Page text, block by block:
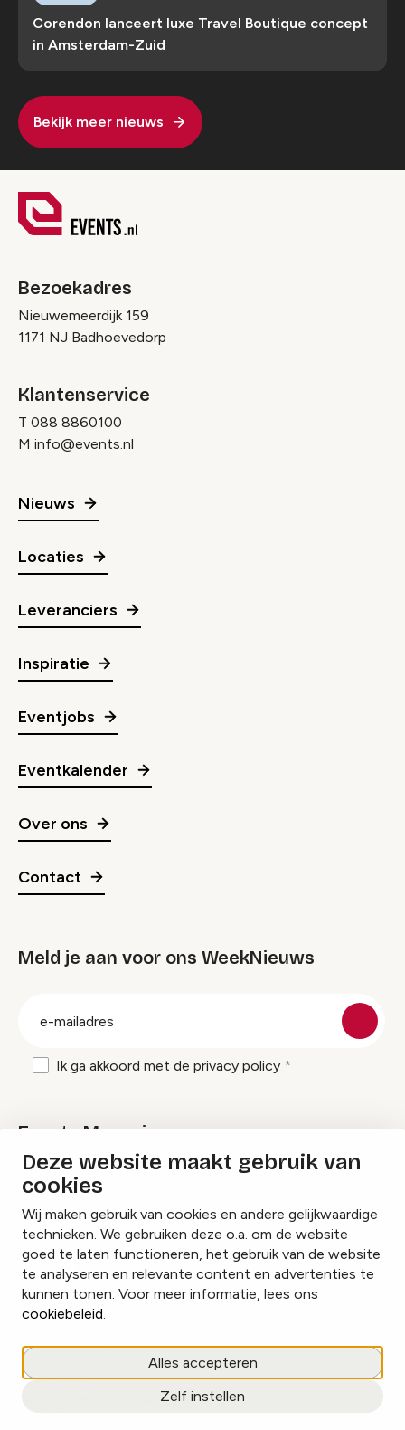
Deze website maakt gebruik van
cookies
Wij maken gebruik van cookies en andere gelijkwaardige
technieken. We gebruiken deze o.a. om de website
goed te laten functioneren, het gebruik van de website
te analyseren en relevante content en advertenties te
kunnen tonen. Voor meer informatie, lees ons
cookiebeleid.
Alles accepteren
Zelf instellen
Corendon lanceert luxe Travel Boutique concept
in Amsterdam-Zuid
Bekijk meer nieuws
Bezoekadres
Nieuwemeerdijk 159
1171 NJ Badhoevedorp
Klantenservice
T 088 8860100
M info@events.nl
Nieuws
Locaties
Leveranciers
Inspiratie
Eventjobs
Eventkalender
Over ons
Contact
Meld je aan voor ons WeekNieuws
Ik ga akkoord met de privacy policy
Events Magazine
Ik ontvang graag Events Magazine
InstagramFacebookLinkedIn
Cookies beheren
Privacy policy
copyright © 2026 Events.nl